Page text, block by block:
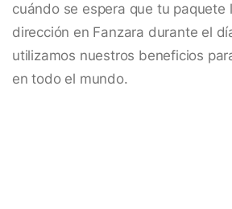
cuándo se espera que tu paquete
dirección en Fanzara durante el
utilizamos nuestros beneficios
en todo el mundo.